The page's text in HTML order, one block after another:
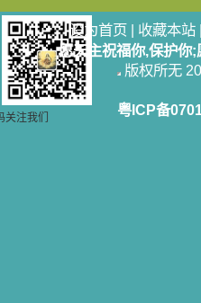
关注我们
设为首页 | 收藏本站
愿天主祝福你,保护你
版权所无
粤ICP备